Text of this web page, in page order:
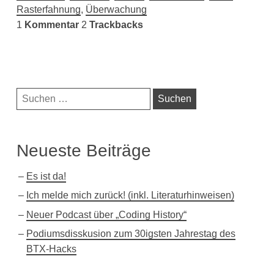
Rasterfahnung, Überwachung
1 Kommentar 2 Trackbacks
Navigationsleiste
Suchen
nach:
Neueste Beiträge
Es ist da!
Ich melde mich zurück! (inkl. Literaturhinweisen)
Neuer Podcast über „Coding History“
Podiumsdisskusion zum 30igsten Jahrestag des
BTX-Hacks